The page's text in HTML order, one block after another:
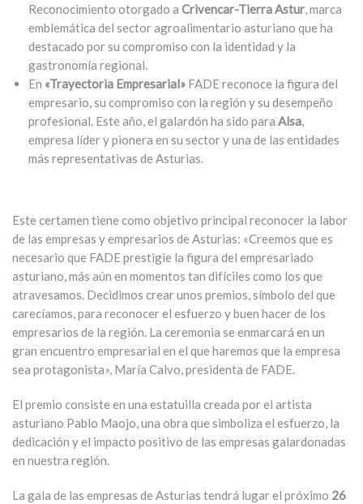
Reconocimiento otorgado a Crivencar-Tierra Astur, marca
emblemática del sector agroalimentario asturiano que ha
destacado por su compromiso con la identidad y la
gastronomía regional.
En «Trayectoria Empresarial» FADE reconoce la figura del
empresario, su compromiso con la región y su desempeño
profesional. Este año, el galardón ha sido para Alsa,
empresa líder y pionera en su sector y una de las entidades
más representativas de Asturias.
Este certamen tiene como objetivo principal reconocer la labor
de las empresas y empresarios de Asturias: «Creemos que es
necesario que FADE prestigie la figura del empresariado
asturiano, más aún en momentos tan difíciles como los que
atravesamos. Decidimos crear unos premios, símbolo del que
carecíamos, para reconocer el esfuerzo y buen hacer de los
empresarios de la región. La ceremonia se enmarcará en un
gran encuentro empresarial en el que haremos que la empresa
sea protagonista», María Calvo, presidenta de FADE.
El premio consiste en una estatuilla creada por el artista
asturiano Pablo Maojo, una obra que simboliza el esfuerzo, la
dedicación y el impacto positivo de las empresas galardonadas
en nuestra región.
La gala de las empresas de Asturias tendrá lugar el próximo 26